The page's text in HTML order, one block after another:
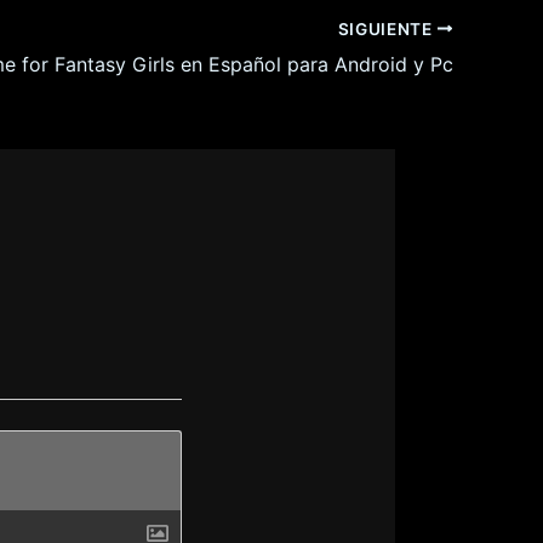
SIGUIENTE
for Fantasy Girls en Español para Android y Pc